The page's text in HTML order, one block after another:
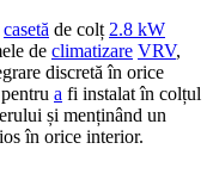
casetă de colț 2.8 kW
de climatizare VRV,
discretă în orice
a fi instalat în colțul
și menținând un
în orice interior.